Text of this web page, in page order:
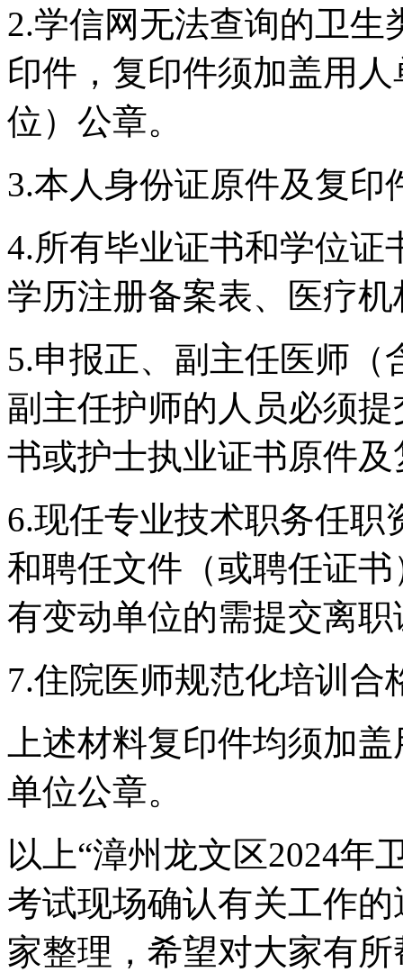
2.学信网无法查询的卫
印件，复印件须加盖用
位）公章。
3.本人身份证原件及复印
4.所有毕业证书和学位证
学历注册备案表、医疗
5.申报正、副主任医师
副主任护师的人员必须
书或护士执业证书原件
6.现任专业技术职务任
和聘任文件（或聘任证
有变动单位的需提交离
7.住院医师规范化培训合
上述材料复印件均须加
单位公章。
以上“漳州龙文区2024年
考试现场确认有关工作
家整理，希望对大家有